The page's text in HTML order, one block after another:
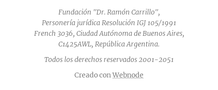
Fundación "Dr. Ramón Carrillo",
Personería jurídica Resolución IGJ 105/1991
French 3036, Ciudad Autónoma de Buenos Aires,
C1425AWL, República Argentina.
Todos los derechos reservados 2001-2051
Creado conWebnode